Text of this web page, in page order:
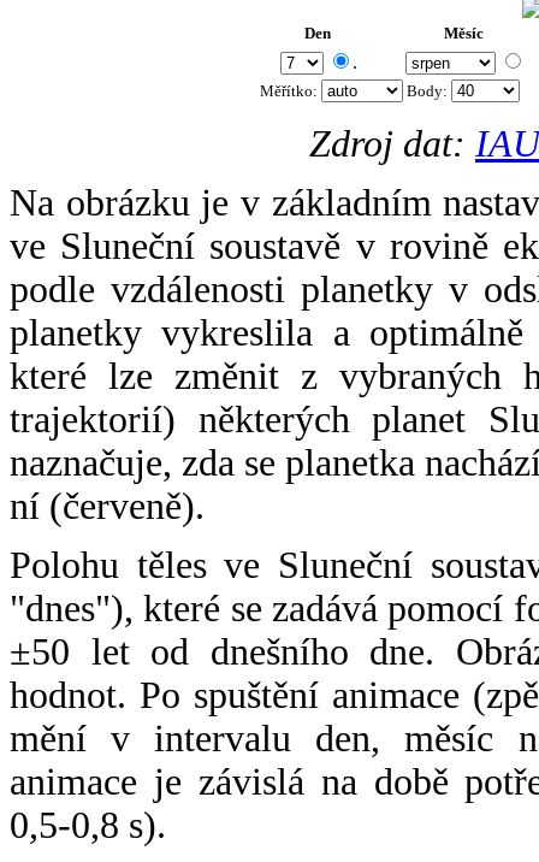
Den Měsíc
.
Měřítko: Body:
Zdroj dat:
Na obrázku je v základním
ve Sluneční soustavě v rovině
podle vzdálenosti planetky v
planetky vykreslila a
které lze změnit z vybraných
trajektorií) některých planet
naznačuje, zda se planetka
ní (červeně).
Polohu těles ve Sluneční
"dnes"), které se zadává pomocí
±50 let od dnešního dne.
hodnot. Po spuštění animace
mění v intervalu den, měsíc
animace je závislá na době
0,5-0,8 s).